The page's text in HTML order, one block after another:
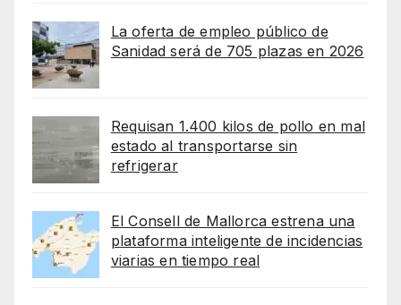
La oferta de empleo público de
Sanidad será de 705 plazas en 2026
Requisan 1.400 kilos de pollo en mal
estado al transportarse sin
refrigerar
El Consell de Mallorca estrena una
plataforma inteligente de incidencias
viarias en tiempo real